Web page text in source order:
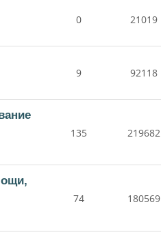
0 21019
9 92118
135 219682
74 180569